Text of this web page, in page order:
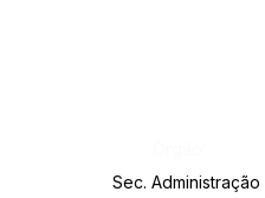
Sec. Administração